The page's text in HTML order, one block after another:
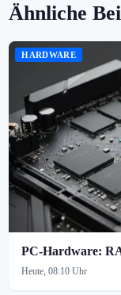
Ähnliche
HARDWARE
PC-Hardware:
Heute, 08:10 Uhr